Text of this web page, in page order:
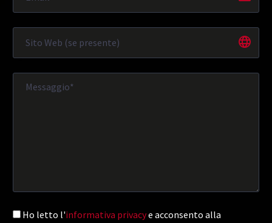
Ho letto l'informativa privacye acconsento alla